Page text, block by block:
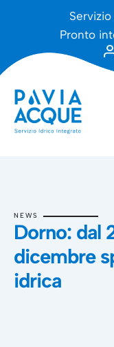
Pronto
NEWS
Dorno: dal
dicembre
idrica